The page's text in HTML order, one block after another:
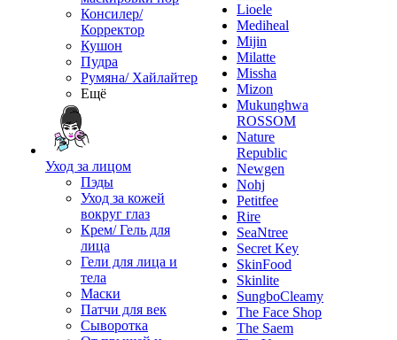
Консилер/
Корректор
Кушон
Пудра
Румяна/ Хайлайтер
Ещё
Уход за лицом
Пэды
Уход за кожей
вокруг глаз
Крем/ Гель для
лица
Гели для лица и
тела
Маски
Патчи для век
Сыворотка
Lioele
Mediheal
Mijin
Milatte
Missha
Mizon
Mukunghwa
ROSSOM
Nature
Republic
Newgen
Nohj
Petitfee
Rire
SeaNtree
Secret Key
SkinFood
Skinlite
SungboCleamy
The Face Shop
The Saem